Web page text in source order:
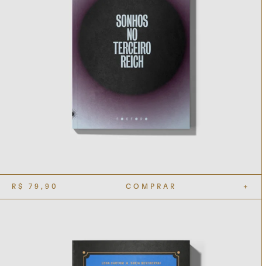
R$ 79,90 COMPRAR +